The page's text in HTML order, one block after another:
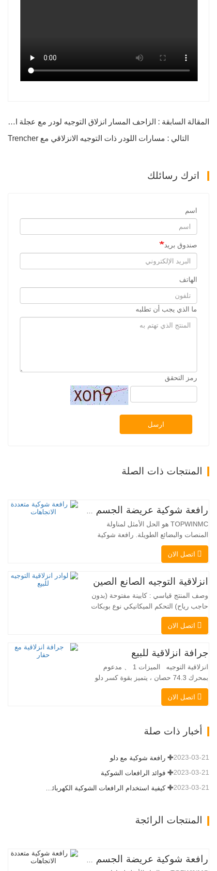
المقالة السابقة : الزاحف المسار انزلاق التوجيه لودر مع عجلة المنشار
التالي : مسارات اللودر ذات التوجيه الانزلاقي مع Trencher
اترك رسائلك
اسم
صندوق بريد
الهاتف
ما الذي يجب أن تطلبه
رمز التحقق
ارسل
المنتجات ذات الصلة
TOPWINMC هو الحل الأمثل لمناولة
المنصات والبضائع الطويلة. رافعة شوكية
ثنائية الاستخدام، تجمع بين مزايا الرافعة
الشوكية والرافعة الجانبية. محركها الكهربائي
بزاوية 360 درجة، يُمكّنان من تغيير الاتجاه
بسلاسة دون انقطاع في تدفق الحمولة، مما
يجعل TOPWINMC…
اتصل الان
انزلاقية التوجيه الصانع الصين
وصف المنتج قياسي : كابينة مفتوحة (بدون
حاجب رياح) التحكم الميكانيكي نوع بوبكات
عقبة ومقرنة سريعة ||| مضخة هيدروليكية
Danfoss الأمريكية محرك إيتون الأمريكي
التلقائي الفرامل الهيدروليكية دلو قياسي
اللودر الانزلاقي هو نوع من الآلات المناسبة
لموقع العمل الضيق…
اتصل الان
جرافة انزلاقية للبيع
انزلاقية التوجيه الميزات 1 、 مدعوم
بمحرك 74.3 حصان ، يتميز بقوة كسر دلو
عند 3350 كجم ، والأداء العالي والإنتاجية إلى
مجموعة متنوعة من الملحقات التي تتطلب
اتصل الان
أخبار ذات صلة
رافعة شوكية مع دلو 2023-03-21
فوائد الرافعات الشوكية 2023-03-21
كيفية استخدام الرافعات الشوكية الكهربائية بشكل صحيح 2023-03-21
المنتجات الرائجة
رافعة شوكية عريضة الجسم متعددة الاتجاهات 3.5-5.0 طن